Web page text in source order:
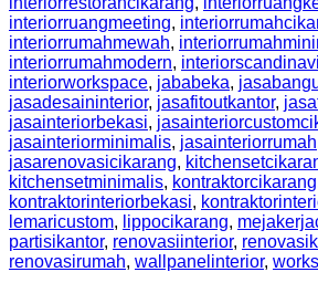
interiorruangmeeting,
interiorrumahmewah,
interiorrumahmodern,
interiorworkspace, jababeka,
jasadesaininterior, jasafitoutkantor,
jasainteriorbekasi,
jasainteriorminimalis, jasainteriorrumah
jasarenovasicikarang,
kitchensetminimalis, kontraktorcikarang
kontraktorinteriorbekasi,
lemaricustom, lippocikarang,
partisikantor, renovasiinterior,
renovasirumah, wallpanelinterior,